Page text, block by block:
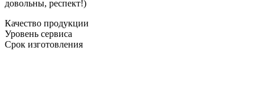
довольны, респект!)
Качество продукции
Уровень сервиса
Срок изготовления